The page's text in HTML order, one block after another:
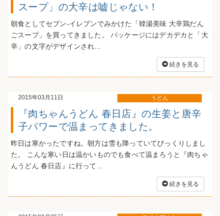
スープ」の大辛は嘘じゃない！
朝食としてセブン-イレブンでみかけた「韓湯美味 大辛鶏だん
ごスープ」を買ってきました。 パッケージにはデカデカと「大
辛」の文字がデザインされ...
続きを見る
2015年03月11日 うどん
『肉ちゃんうどん 春日店』の生姜と唐辛
子パワーで温まってきました。
昨日は寒かったですね。朝方は雪も降っていてびっくりしまし
た。 こんな寒い日は温かいものでも食べて温まろうと『肉ちゃ
んうどん 春日店』に行って...
続きを見る